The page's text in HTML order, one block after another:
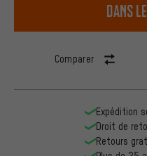
dans
Comparer
Expédition
Droit de
Retours